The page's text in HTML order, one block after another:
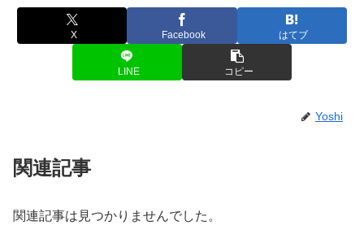
X Facebook はてブ
LINE コピー
Yoshi
関連記事
関連記事は見つかりませんでした。